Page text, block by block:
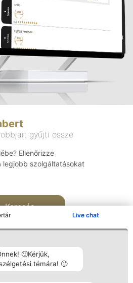
Live chat
🙂Kérjük,
témára! 🙂
gyűjti össze
Ellenőrizze
legjobb szolgáltatásokat
Keresés
Népszavazás Elérhetőség